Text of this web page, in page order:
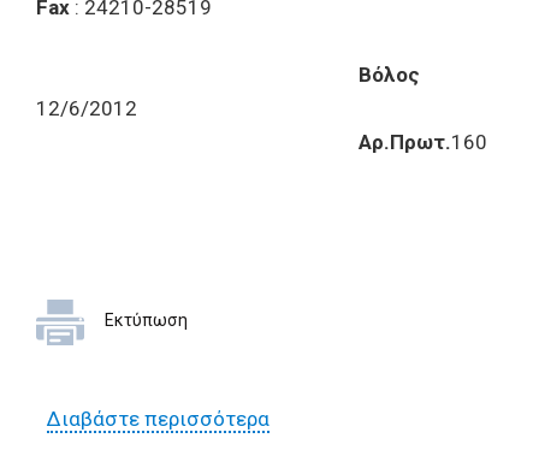
Fax : 24210-28519
Βόλος
12/6/2012
Αρ.Πρωτ.160
Εκτύπωση
Διαβάστε περισσότεραγια Έρευνα αγοράς για την